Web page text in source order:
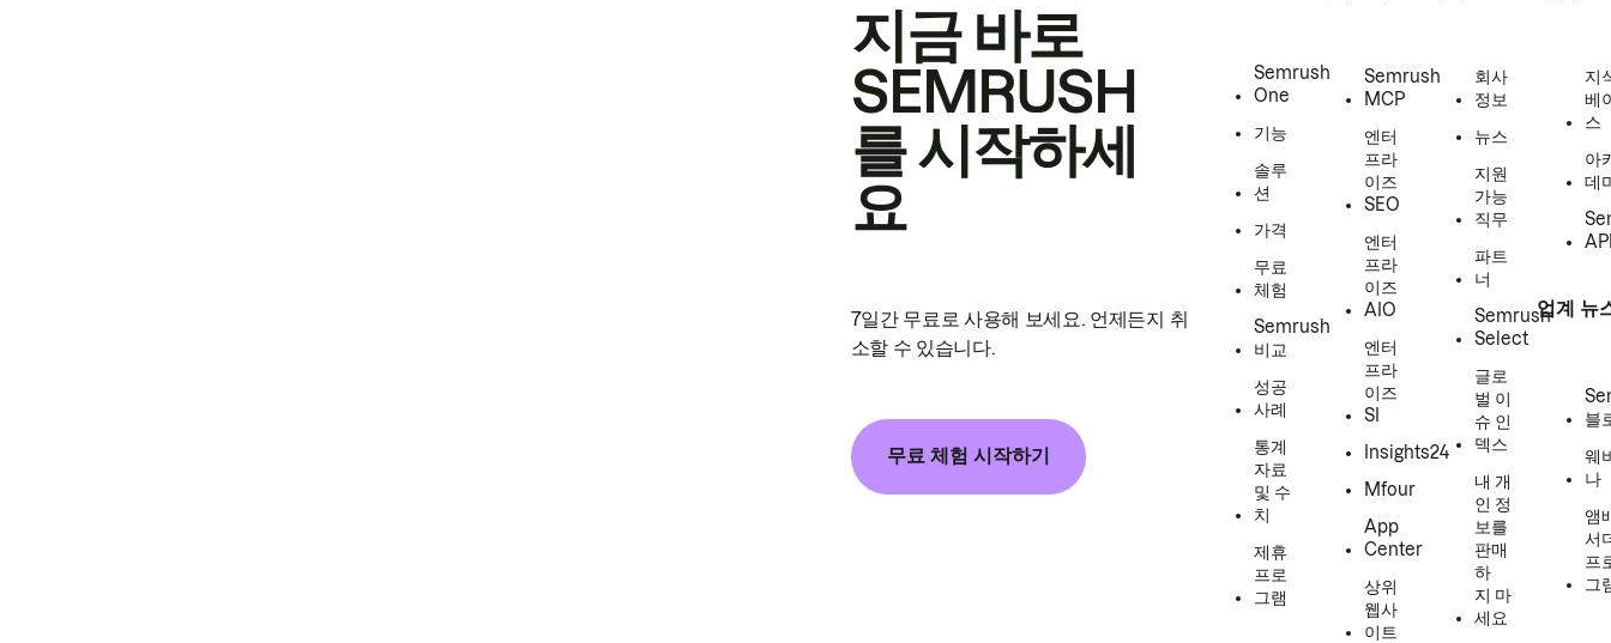
지금 바로
SEMRUSH
를 시작하세
요
7일간 무료로 사용해 보세요. 언제든지 취
소할 수 있습니다.
무료 체험 시작하기
Semrush
One
기능
솔루
션
가격
무료
체험
Semrush
비교
성공
사례
통계
자료
및 수
치
제휴
프로
그램
Semrush
MCP
엔터
프라
이즈
SEO
엔터
프라
이즈
AIO
엔터
프라
이즈
SI
Insights24
Mfour
App
Center
상위
웹사
이트
회사
정보
뉴스
지원
가능
직무
파트
너
Semrush
Select
글로
벌 이
슈 인
덱스
내 개
인 정
보를
판매
하
지 마
세요
지
베
스
아
데
업계 뉴
블
웨
나
앰
서
프
그